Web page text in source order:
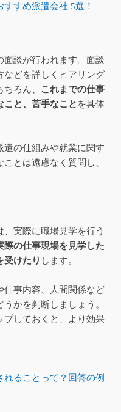
すめ派遣会社 5選！
面談が行われます。面談
などを詳しくヒアリング
ろん、 これまでの仕事
こと、苦手なこと を具体
遣の仕組みや就業に関す
とは遠慮なく質問し、
実際に職場見学を行う
際の仕事現場を見学した
受けたり します。
仕事内容、人間関係など
かを判断しましょう。
プしておくと、より効果
ることって？回答の例